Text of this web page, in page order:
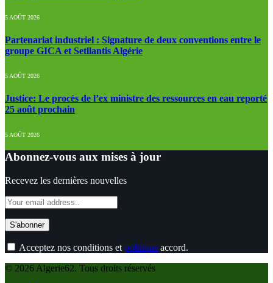
5 AOÛT 2026
Partenariat industriel : Signature de deux conventions entre le
groupe GICA et Setllantis Algérie
5 AOÛT 2026
Justice: Le procès de l’ex ministre des ressources en eau reporté
25 août prochain
5 AOÛT 2026
Abonnez-vous aux mises à jour
Recevez les dernières nouvelles
Acceptez nos conditions et politique accord.
© 2026 Algerie62. Tous droits réservés